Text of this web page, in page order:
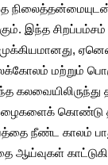
நிலைத்தன்மையுடன்
இந்த சிறப்பம்சம்
மற்றும்
கலவையிலிருந்து
கொண்டு
நீண்ட காலம்
ஆய்வுகள்